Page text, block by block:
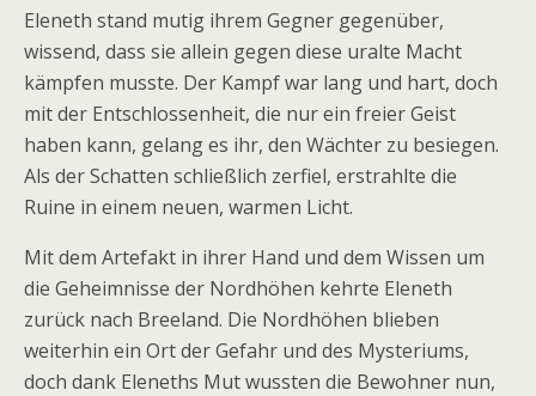
Eleneth stand mutig ihrem Gegner gegenüber,
wissend, dass sie allein gegen diese uralte Macht
kämpfen musste. Der Kampf war lang und hart, doch
mit der Entschlossenheit, die nur ein freier Geist
haben kann, gelang es ihr, den Wächter zu besiegen.
Als der Schatten schließlich zerfiel, erstrahlte die
Ruine in einem neuen, warmen Licht.
Mit dem Artefakt in ihrer Hand und dem Wissen um
die Geheimnisse der Nordhöhen kehrte Eleneth
zurück nach Breeland. Die Nordhöhen blieben
weiterhin ein Ort der Gefahr und des Mysteriums,
doch dank Eleneths Mut wussten die Bewohner nun,